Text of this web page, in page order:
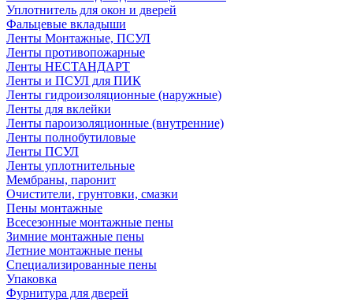
Уплотнитель для окон и дверей
Фальцевые вкладыши
Ленты Монтажные, ПСУЛ
Ленты противопожарные
Ленты НЕСТАНДАРТ
Ленты и ПСУЛ для ПИК
Ленты гидроизоляционные (наружные)
Ленты для вклейки
Ленты пароизоляционные (внутренние)
Ленты полнобутиловые
Ленты ПСУЛ
Ленты уплотнительные
Мембраны, паронит
Очистители, грунтовки, смазки
Пены монтажные
Всесезонные монтажные пены
Зимние монтажные пены
Летние монтажные пены
Специализированные пены
Упаковка
Фурнитура для дверей